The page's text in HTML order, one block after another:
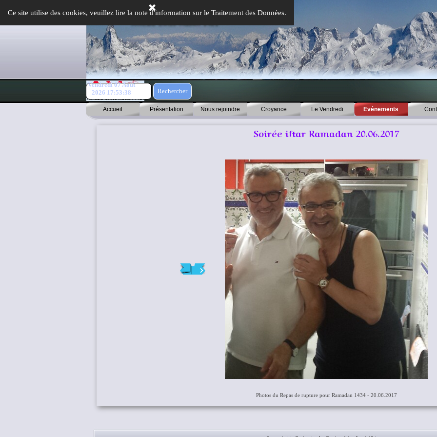
Ce site utilise des cookies, veuillez lire la note d'information sur le Traitement des Données.
Rechercher
Vendredi 07 Août
2026 17:53:39
Sauter le menu
Accueil Présentation Nous rejoindre Croyance ▼
Le Vendredi ▼
Evénements ▼
Soirée iftar Ramadan 20.06.2017
Photos du Repas de rupture pour Ramadan 1434 - 20.06.2017